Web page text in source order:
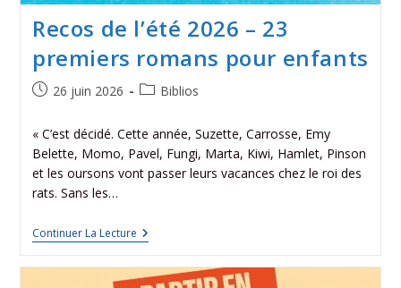
Recos de l’été 2026 – 23
premiers romans pour enfants
26 juin 2026 Biblios
« C’est décidé. Cette année, Suzette, Carrosse, Emy
Belette, Momo, Pavel, Fungi, Marta, Kiwi, Hamlet, Pinson
et les oursons vont passer leurs vacances chez le roi des
rats. Sans les…
Continuer La Lecture